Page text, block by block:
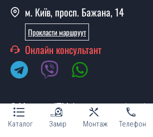
Каталог Замір Монтаж Телефон
Потрібні двері вхідні
що порадите?
Кожна наша порада індивідуальна, у
приводу вхідних дверей економ
звернутися до наших менеджерів
для Вас способом - ми підберемо
Потрібні хороші двері
порадьте чи
м. Київ, просп. Бажана, 14
Прокласти маршруут
Онлайн консультант
© Магазин "ТМ Фаворит двері та